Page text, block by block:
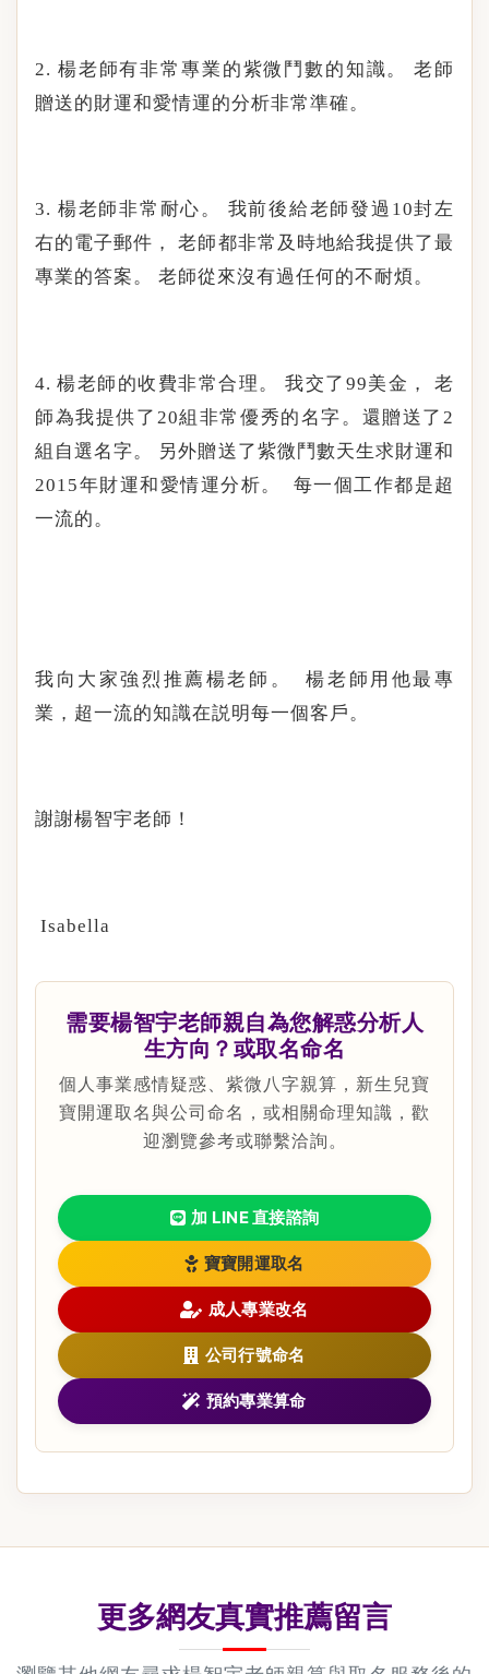
2. 楊老師有非常專業的紫微鬥數的知識。
老師
贈送的財運和愛情運的分析非常準確。
3. 楊老師非常耐心。 我前後給老師發過 10封左
右的電子郵件，
老師都非常及時地給我提供了最
專業的答案。
老師從來沒有過任何的不耐煩。
4.楊老師的收費非常合理。 我交了 99美金，
老
師為我提供了 20組非常優秀的名字。還贈送了 2
組自選名字。 另外贈送了紫微鬥數天生求財運和
2015年財運和愛情運分析。
每一個工作都是超
一流的。
我向大家強烈推薦楊老師。
楊老師用他最專
業，超一流的知識在説明每一個客戶。
謝謝楊智宇老師！
Isabella
需要楊智宇老師親自為您解惑分析人
生方向？或取名命名
個人事業感情疑惑、紫微八字親算，新生兒寶
寶開運取名與公司命名，或相關命理知識，歡
迎瀏覽參考或聯繫洽詢。
加 LINE 直接諮詢
寶寶開運取名
成人專業改名
公司行號命名
預約專業算命
更多網友真實推薦留言